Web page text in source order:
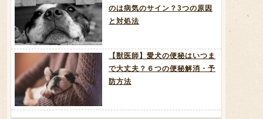
のは病気のサイン？3つの原因
と対処法
【獣医師】愛犬の便秘はいつま
で大丈夫？６つの便秘解消・予
防方法